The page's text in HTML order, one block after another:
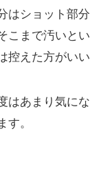
はショット部
こまで汚いと
控えた方がい
はあまり気に
す。